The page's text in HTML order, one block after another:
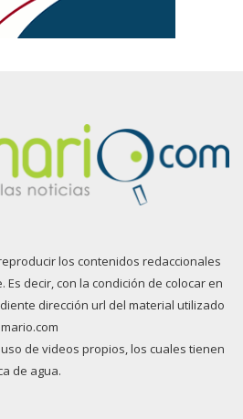
los contenidos redaccionales
decir, con la condición de colocar en
dirección url del material utilizado
de videos propios, los cuales tienen
de agua.